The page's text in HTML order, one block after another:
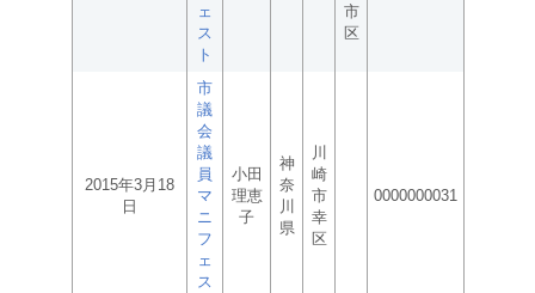
ェ
ス
ト
市
区
2015年3月18
日
市
議
会
議
員
マ
ニ
フ
ェ
ス
小田
理恵
子
神
奈
川
県
川
崎
市
幸
区
0000000031